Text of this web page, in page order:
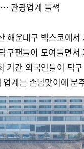
관광업계 들썩
해운대구 벡스코에
구팬들이 모여들면
기간 외국인들이 탁
업계는 손님맞이에 분